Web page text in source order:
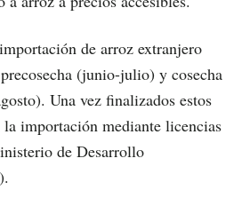
de arroz extranjero
(junio-julio) y cosecha
Una vez finalizados estos
importación mediante licencias
de Desarrollo